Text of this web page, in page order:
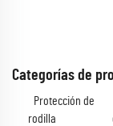
Categorías de
Protección de
rodilla